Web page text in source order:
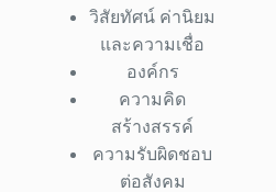
วิสัยทัศน์ ค่านิยม
และความเชื่อ
องค์กร
ความคิด
สร้างสรรค์
ความรับผิดชอบ
ต่อสังคม